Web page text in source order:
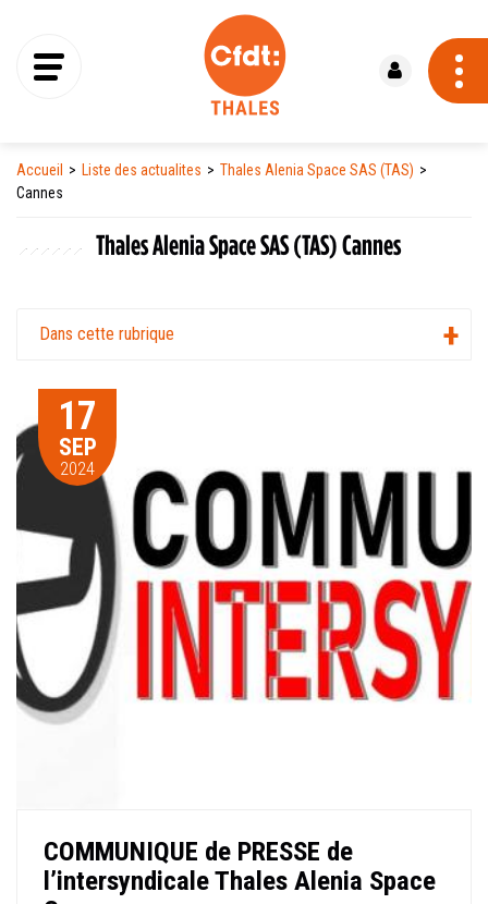
Accueil Liste des actualites
Thales Alenia Space SAS (TAS)
Cannes
Thales Alenia Space SAS (TAS) Cannes
Dans cette rubrique
17
SEP
2024
COMMUNIQUE de PRESSE de
l’intersyndicale Thales Alenia Space